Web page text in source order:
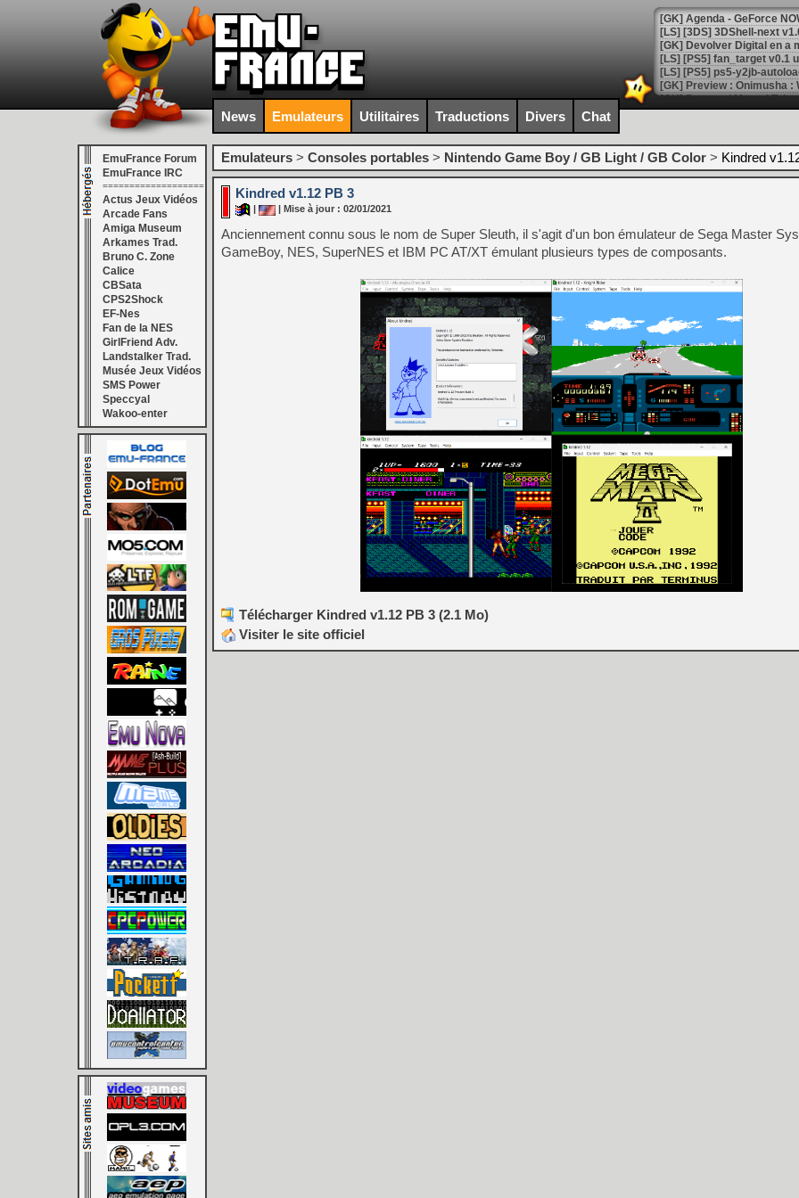
[GK] Agenda - GeForce
[GK] Devolver Digital en a
[LS] [PS5] ps5-y2jb-
[GK] Pourquoi Marvel
[GK] Test : Restory : Chill
[GK] GTA 6 : Rockstar
[GK] Hot Wheels Infinite
[GK] Mémoire cash -
[GK] Résultats Nintendo :
[GK] Déjà des
[Mo5] Brickboy cherche à
[GK] Minecraft et ses «
[GK] Beast of
[GK] Ubisoft : fin de partie
[GK] Mémoire cash -
[GK] Dan Houser (GTA)
[GK] Comment EA Sports
[GK] Crimson Moon : un
[GK] Isle of Reveries : le
[GK] Moonlighter 2 : The
[GK] Capcom relance
[Mo5] Deux inédits du
[GK] Le beat'em up The
[GK] Endless Legend 2 :
[LS] [PS5] Le WebKit
[GK] Oubliez Crazy Taxi,
[LS] [Switch] NSZ 5.0.0
[GK] No More Room in
[GK] Un chatbot Atelier
News Emulateurs Utilitaires Traductions Divers Chat
EmuFrance Forum
EmuFrance IRC
===================
Actus Jeux Vidéos
Arcade Fans
Amiga Museum
Arkames Trad.
Bruno C. Zone
Calice
CBSata
CPS2Shock
EF-Nes
Fan de la NES
GirlFriend Adv.
Landstalker Trad.
Musée Jeux Vidéos
SMS Power
Speccyal
Wakoo-enter
Emulateurs > Consoles portables > Nintendo Game Boy / GB Light / GB Color > Kindred
Kindred v1.12 PB 3
| Mise à jour : 02/01/2021
Anciennement connu sous le nom de Super Sleuth, il s'agit d'un bon émulateur de Sega Master
GameBoy, NES, SuperNES et IBM PC AT/XT émulant plusieurs types de composants.
Télécharger Kindred v1.12 PB 3 (2.1 Mo)
Visiter le site officiel